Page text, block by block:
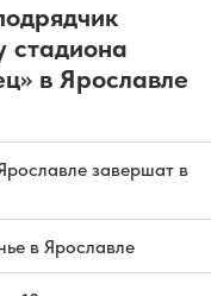
стадиона
в Ярославле
завершат в
в Ярославле